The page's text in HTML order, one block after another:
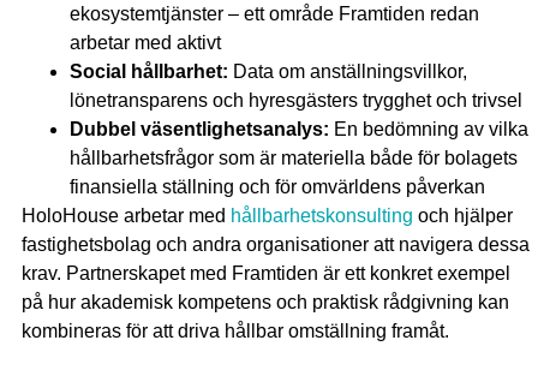
ekosystemtjänster – ett område Framtiden redan
arbetar med aktivt
Social hållbarhet: Data om anställningsvillkor,
lönetransparens och hyresgästers trygghet och trivsel
Dubbel väsentlighetsanalys: En bedömning av vilka
hållbarhetsfrågor som är materiella både för bolagets
finansiella ställning och för omvärldens påverkan
HoloHouse arbetar med hållbarhetskonsulting och hjälper
fastighetsbolag och andra organisationer att navigera dessa
krav. Partnerskapet med Framtiden är ett konkret exempel
på hur akademisk kompetens och praktisk rådgivning kan
kombineras för att driva hållbar omställning framåt.